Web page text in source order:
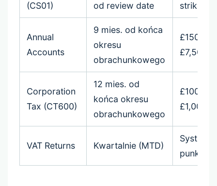
(CS01)
od review date
strike-off
Annual
Accounts
9 mies. od końca
okresu
obrachunkowego
£150–
£7,500
Corporation
Tax (CT600)
12 mies. od
końca okresu
obrachunkowego
£100–
£1,000+
VAT Returns Kwartalnie (MTD)
System